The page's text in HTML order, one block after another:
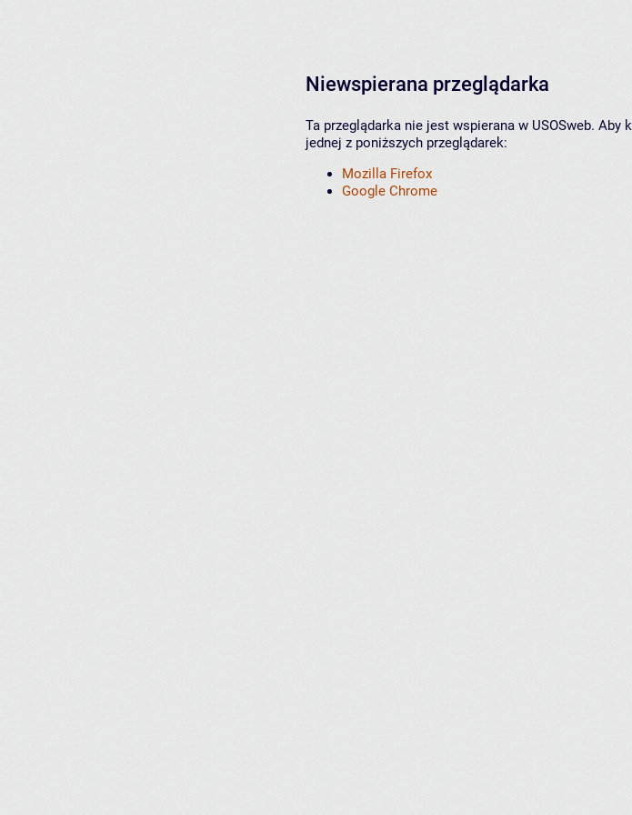
Niewspierana przeglądarka
Ta przeglądarka nie jest wspierana w USOSweb.
jednej z poniższych przeglądarek:
Mozilla Firefox
Google Chrome